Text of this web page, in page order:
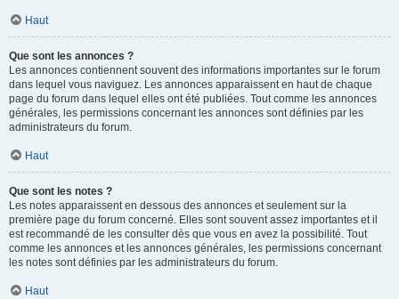
Haut
Que sont les annonces ?
Les annonces contiennent souvent des informations importantes sur le forum
dans lequel vous naviguez. Les annonces apparaissent en haut de chaque
page du forum dans lequel elles ont été publiées. Tout comme les annonces
générales, les permissions concernant les annonces sont définies par les
administrateurs du forum.
Haut
Que sont les notes ?
Les notes apparaissent en dessous des annonces et seulement sur la
première page du forum concerné. Elles sont souvent assez importantes et il
est recommandé de les consulter dès que vous en avez la possibilité. Tout
comme les annonces et les annonces générales, les permissions concernant
les notes sont définies par les administrateurs du forum.
Haut